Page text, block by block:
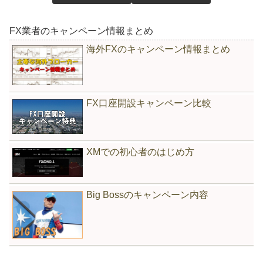
FX業者のキャンペーン情報まとめ
海外FXのキャンペーン情報まとめ
FX口座開設キャンペーン比較
XMでの初心者のはじめ方
Big Bossのキャンペーン内容